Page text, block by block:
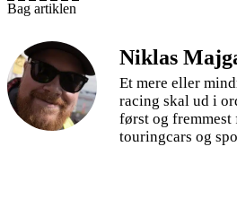
Bag artiklen
Niklas
Et mere eller
racing skal ud i
først og
touringcars og